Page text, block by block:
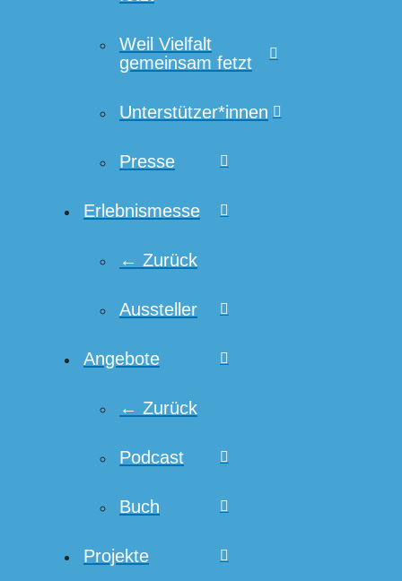
Weil Vielfalt
gemeinsam fetzt
Unterstützer*innen
Presse
Erlebnismesse
← Zurück
Aussteller
Angebote
← Zurück
Podcast
Buch
Projekte